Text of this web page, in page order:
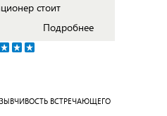
стоит
Подробнее
ВСТРЕЧАЮЩЕГО